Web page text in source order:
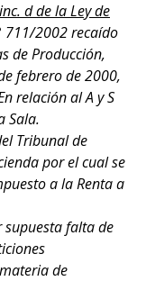
d de la Ley de
711/2002 recaído
de Producción,
febrero de 2000,
relación al A y S
Sala.
Tribunal de
por el cual se
a la Renta a
supuesta falta de
de